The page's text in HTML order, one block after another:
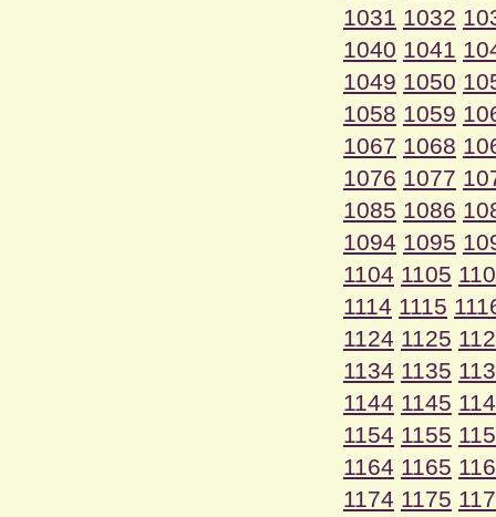
1031 1032
1040 1041
1049 1050
1058 1059
1067 1068
1076 1077
1085 1086
1094 1095
1104 1105
1114 1115
1124 1125
1134 1135
1144 1145
1154 1155
1164 1165
1174 1175